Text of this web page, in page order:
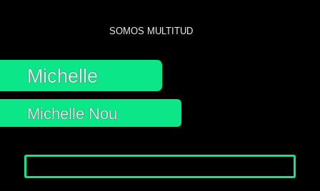
Michelle
SOMOS MULTITUD
Michelle Nou